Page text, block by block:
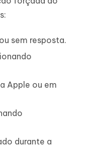
sem resposta.
Apple ou em
durante a